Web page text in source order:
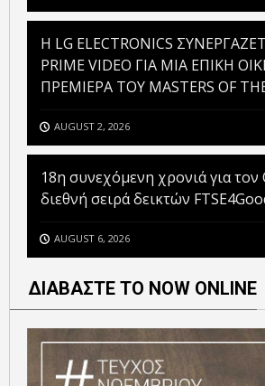
H LG ELECTRONICS
PRIME VIDEO ΓΙΑ ΜΙΑ ΕΠΙΚΗ
ΠΡΕΜΙΕΡΑ ΤΟΥ MASTERS OF
AUGUST 2, 2026
18η συνεχόμενη χρονιά για
διεθνή σειρά δεικτών
AUGUST 6, 2026
ΔΙΑΒΑΣΤΕ ΤΟ NOW ONLINE